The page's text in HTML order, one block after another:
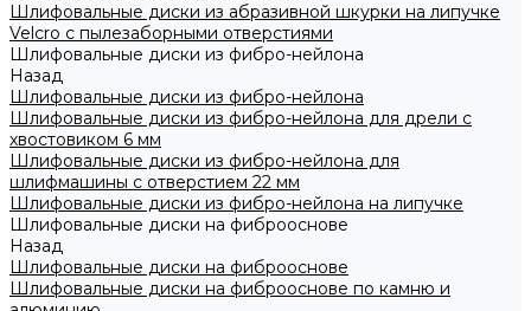
Шлифовальные диски из абразивной шкурки на липучке
Velcro с пылезаборными отверстиями
Шлифовальные диски из фибро-нейлона
Назад
Шлифовальные диски из фибро-нейлона
Шлифовальные диски из фибро-нейлона для дрели с
хвостовиком 6 мм
Шлифовальные диски из фибро-нейлона для
шлифмашины с отверстием 22 мм
Шлифовальные диски из фибро-нейлона на липучке
Шлифовальные диски на фиброоснове
Назад
Шлифовальные диски на фиброоснове
Шлифовальные диски на фиброоснове по камню и